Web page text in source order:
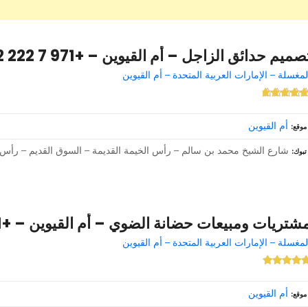
حدائق الزاجل – أم القيوين – +971 7 222 2572
– الإمارات العربية المتحدة – أم القيوين
موقع أم القيوين
تبوك شارع الشيخ محمد بن سالم – رأس الخيمة القديمة – السوق القديم – رأس
ومبيعات حضانة الضوي – أم القيوين – +971 56 727 8108
– الإمارات العربية المتحدة – أم القيوين
موقع أم القيوين